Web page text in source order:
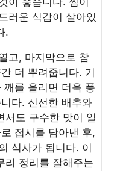
러운 식감이 살아있
.
고, 마지막으로 참
더 뿌려줍니다. 기
를 올리면 더욱 풍
다. 신선한 배추와
서도 구수한 맛이 일
접시를 담아낸 후,
식사가 됩니다. 이
리 정리를 잘해주는